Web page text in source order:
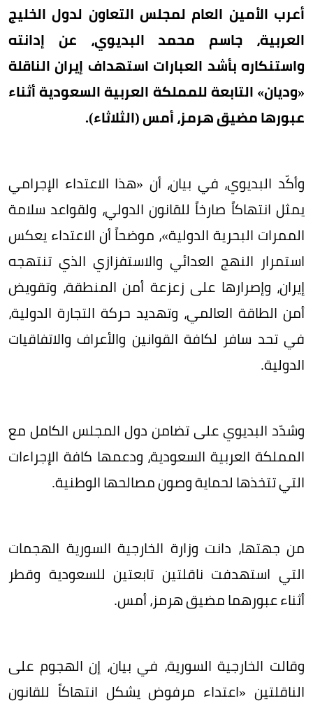
أعرب الأمين العام لمجلس التعاون لدول الخليج
العربية، جاسم محمد البديوي، عن إدانته
واستنكاره بأشد العبارات استهداف إيران الناقلة
«وديان» التابعة للمملكة العربية السعودية أثناء
عبورها مضيق هرمز، أمس (الثلاثاء).
وأكّد البديوي، في بيان، أن «هذا الاعتداء الإجرامي
يمثل انتهاكاً صارخاً للقانون الدولي، ولقواعد سلامة
الممرات البحرية الدولية»، موضحاً أن الاعتداء يعكس
استمرار النهج العدائي والاستفزازي الذي تنتهجه
إيران، وإصرارها على زعزعة أمن المنطقة، وتقويض
أمن الطاقة العالمي، وتهديد حركة التجارة الدولية،
في تحد سافر لكافة القوانين والأعراف والاتفاقيات
الدولية.
وشدّد البديوي على تضامن دول المجلس الكامل مع
المملكة العربية السعودية، ودعمها كافة الإجراءات
التي تتخذها لحماية وصون مصالحها الوطنية.
من جهتها، دانت وزارة الخارجية السورية الهجمات
التي استهدفت ناقلتين تابعتين للسعودية وقطر
أثناء عبورهما مضيق هرمز، أمس.
وقالت الخارجية السورية، في بيان، إن الهجوم على
الناقلتين «اعتداء مرفوض يشكل انتهاكاً للقانون